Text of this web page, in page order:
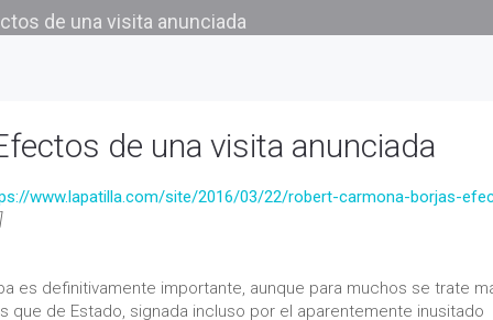
de una visita anunciada
de una visita anunciada
www.lapatilla.com/site/2016/03/22/robert-carmona-borjas-
]
es definitivamente importante, aunque para muchos se trate
que de Estado, signada incluso por el aparentemente inusitado